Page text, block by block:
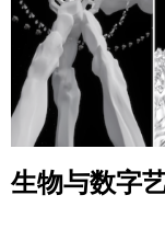
生物与数字